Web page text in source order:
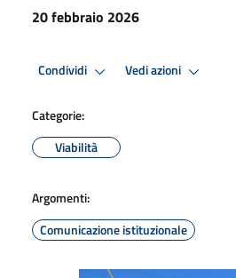
20 febbraio 2026
Condividi Vedi azioni
Categorie:
Viabilità
Argomenti:
Comunicazione istituzionale